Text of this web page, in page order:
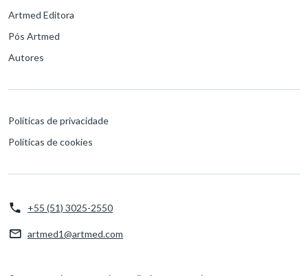
Artmed Editora
Pós Artmed
Autores
Políticas de privacidade
Políticas de cookies
+55 (51) 3025-2550
artmed1@artmed.com